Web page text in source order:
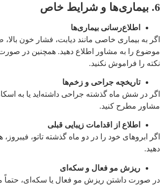
6. بیماری‌ها و شرایط خاص
اطلاع‌رسانی بیماری‌ها
اگر به بیماری خاصی مانند دیابت، فشار خون
موضوع را به مشاور اطلاع دهید. همچنین در صورت
نکته را فراموش نکنید.
تاریخچه جراحی و زخم‌ها
اگر در شش ماه گذشته جراحی داشته‌اید یا به
مشاور مطرح کنید.
اطلاع از اقدامات زیبایی قبلی
اگر ابروهای خود را در دو ماه گذشته تاتو،
دهید.
ریزش مو فعال و سکه‌ای
در صورت داشتن ریزش مو فعال یا سکه‌ای، حتماً